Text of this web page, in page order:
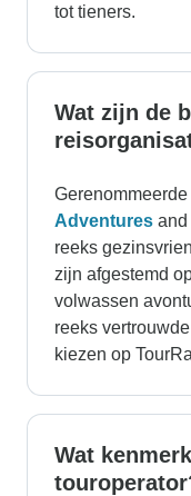
tot tieners.
Wat zijn de
Adventures and
reeks
zijn afgestemd
volwassen
reeks
kiezen op
Wat